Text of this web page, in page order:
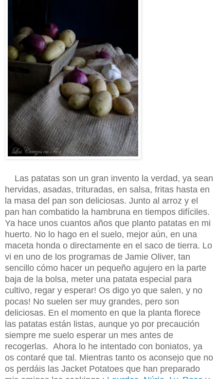
Las patatas son un gran invento la verdad, ya sean
hervidas, asadas, trituradas, en salsa, fritas hasta en
la masa del pan son deliciosas. Junto al arroz y el
pan han combatido la hambruna en tiempos difíciles.
Ya hace unos cuantos años que planto patatas en mi
huerto. No lo hago en el suelo, mejor aún, en una
maceta honda o directamente en el saco de tierra. Lo
vi en uno de los programas de Jamie Oliver, tan
sencillo cómo hacer un pequeño agujero en la parte
baja de la bolsa, meter una patata especial para
cultivo, regar y esperar! Os digo yo que salen, y no
pocas! No suelen ser muy grandes, pero son
deliciosas. En el momento en que la planta florece
las patatas están listas, aunque yo por precaución
siempre me suelo esperar un mes antes de
recogerlas. Ahora lo he intentado con boniatos, ya
os contaré que tal. Mientras tanto os aconsejo que no
os perdáis las Jacket Potatoes que han preparado